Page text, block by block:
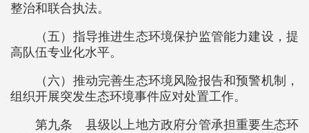
整治和联合执法。
（五）指导推进生态环境保护监管能力建设，提
高队伍专业化水平。
（六）推动完善生态环境风险报告和预警机制，
组织开展突发生态环境事件应对处置工作。
第九条 县级以上地方政府分管承担重要生态环